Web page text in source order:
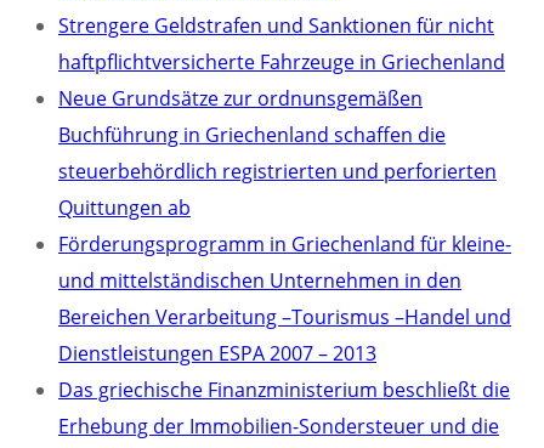
Strengere Geldstrafen und Sanktionen für nicht
haftpflichtversicherte Fahrzeuge in Griechenland
Neue Grundsätze zur ordnunsgemäßen
Buchführung in Griechenland schaffen die
steuerbehördlich registrierten und perforierten
Quittungen ab
Förderungsprogramm in Griechenland für kleine-
und mittelständischen Unternehmen in den
Bereichen Verarbeitung –Tourismus –Handel und
Dienstleistungen ESPA 2007 – 2013
Das griechische Finanzministerium beschließt die
Erhebung der Immobilien-Sondersteuer und die